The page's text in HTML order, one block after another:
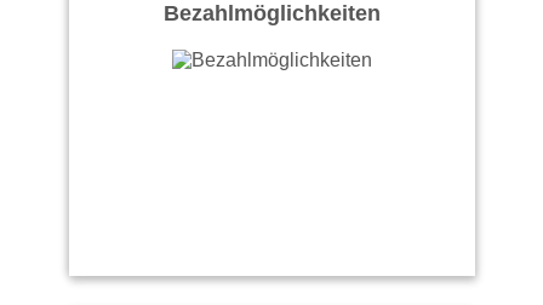
Bezahlmöglichkeiten